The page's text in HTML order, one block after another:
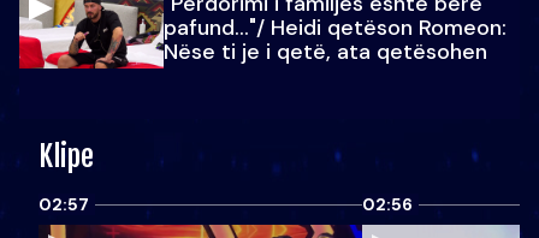
pafund…"/ Heidi qetëson Romeon:
Nëse ti je i qetë, ata qetësohen
Klipe
02:57 02:56